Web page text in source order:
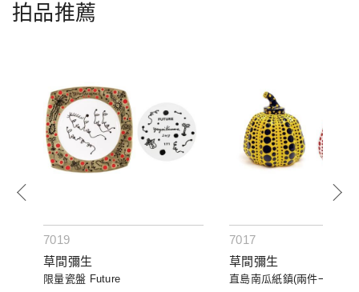
拍品推薦
7019
草間彌生
限量瓷盤 Future
7017
草間彌生
直島南瓜紙鎮(兩件一組)